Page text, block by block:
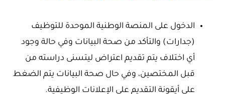
الدخول على المنصة الوطنية الموحدة للتوظيف
(جدارات) والتأكد من صحة البيانات وفي حالة وجود
أي اختلاف يتم تقديم اعتراض ليتسنى دراسته من
قبل المختصين، وفي حال صحة البيانات يتم الضغط
على أيقونة التقديم على الإعلانات الوظيفية.